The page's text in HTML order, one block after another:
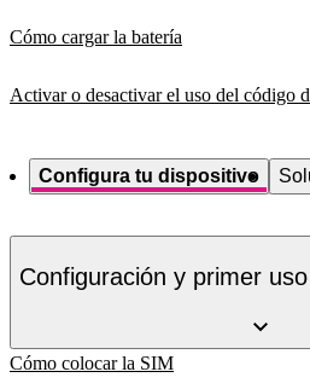
Cómo cargar la batería
Activar o desactivar el uso del código
Configura tu dispositivo
Configuración y primer
Cómo colocar la SIM